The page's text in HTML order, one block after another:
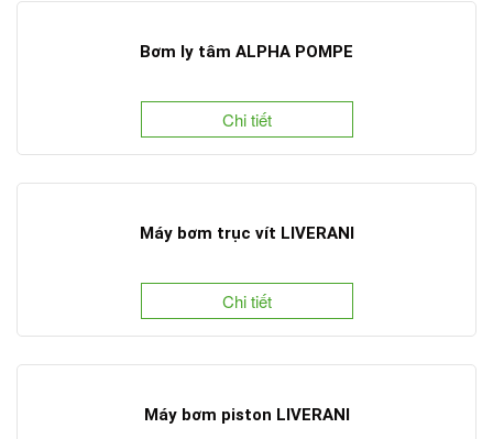
Bơm ly tâm ALPHA POMPE
Chi tiết
Máy bơm trục vít LIVERANI
Chi tiết
Máy bơm piston LIVERANI